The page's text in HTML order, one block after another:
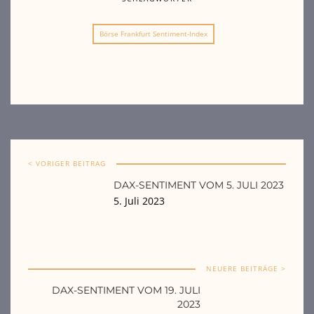
Börse Frankfurt Sentiment-Index
< VORIGER BEITRAG
DAX-SENTIMENT VOM 5. JULI 2023
5. Juli 2023
NEUERE BEITRÄGE >
DAX-SENTIMENT VOM 19. JULI
2023